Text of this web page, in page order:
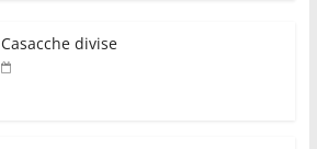
Casacche divise